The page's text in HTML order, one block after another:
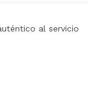
al servicio